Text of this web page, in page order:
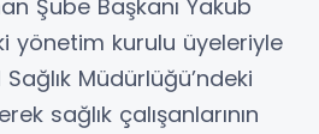
Şube Başkanı Yakub
yönetim kurulu üyeleriyle
Müdürlüğü’ndeki
sağlık çalışanlarının